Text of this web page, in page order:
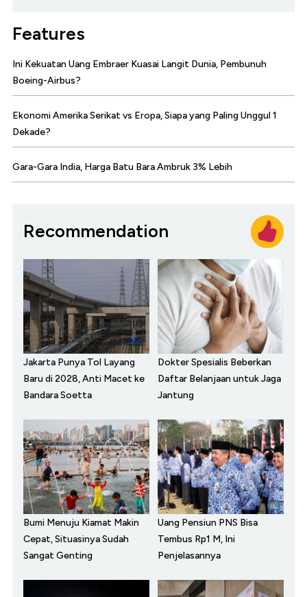
Features
Ini Kekuatan Uang Embraer Kuasai Langit Dunia, Pembunuh
Boeing-Airbus?
Ekonomi Amerika Serikat vs Eropa, Siapa yang Paling Unggul 1
Dekade?
Gara-Gara India, Harga Batu Bara Ambruk 3% Lebih
Recommendation
Jakarta Punya Tol Layang
Baru di 2028, Anti Macet ke
Bandara Soetta
Dokter Spesialis Beberkan
Daftar Belanjaan untuk Jaga
Jantung
Bumi Menuju Kiamat Makin
Cepat, Situasinya Sudah
Sangat Genting
Uang Pensiun PNS Bisa
Tembus Rp1 M, Ini
Penjelasannya